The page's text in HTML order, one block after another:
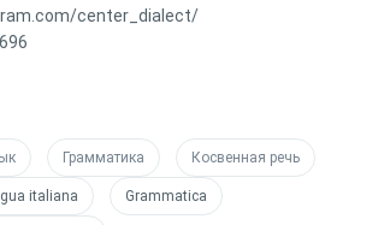
center_dialect/
Грамматика Косвенная речь
italiana Grammatica